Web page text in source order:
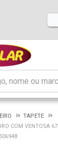
TAPETE
COM VENTOSA